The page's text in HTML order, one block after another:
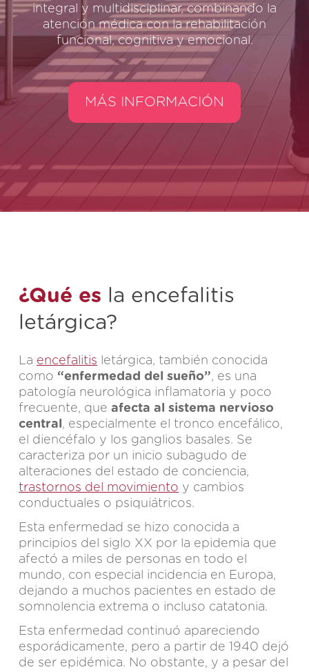
integral y multidisciplinar, combinando la
atención médica con la rehabilitación
funcional, cognitiva y emocional.
MÁS INFORMACIÓN
¿Qué es la encefalitis
letárgica?
La encefalitis letárgica, también conocida
como “enfermedad del sueño”, es una
patología neurológica inflamatoria y poco
frecuente, que afecta al sistema nervioso
central, especialmente el tronco encefálico,
el diencéfalo y los ganglios basales. Se
caracteriza por un inicio subagudo de
alteraciones del estado de conciencia,
trastornos del movimiento y cambios
conductuales o psiquiátricos.
Esta enfermedad se hizo conocida a
principios del siglo XX por la epidemia que
afectó a miles de personas en todo el
mundo, con especial incidencia en Europa,
dejando a muchos pacientes en estado de
somnolencia extrema o incluso catatonia.
Esta enfermedad continuó apareciendo
esporádicamente, pero a partir de 1940 dejó
de ser epidémica. No obstante, y a pesar del